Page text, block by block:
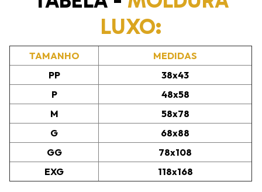
LUXO:
TAMANHO
MEDIDAS
PP
38x43
P
48x58
M
58x78
G
68x88
GG
78x108
EXG
118x168